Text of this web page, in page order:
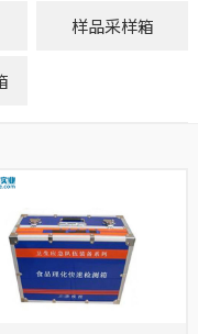
样品采样箱